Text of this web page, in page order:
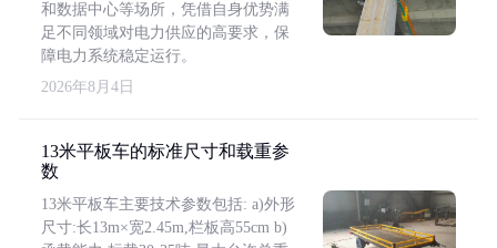
和数据中心等场所，凭借自身优势满
足不同领域对电力供应的高要求，保
障电力系统稳定运行。
2026年8月4日
13米平板车的标准尺寸和载重参
数
13米平板车主要技术参数包括: a)外形
尺寸:长13m×宽2.45m,栏板高55cm b)